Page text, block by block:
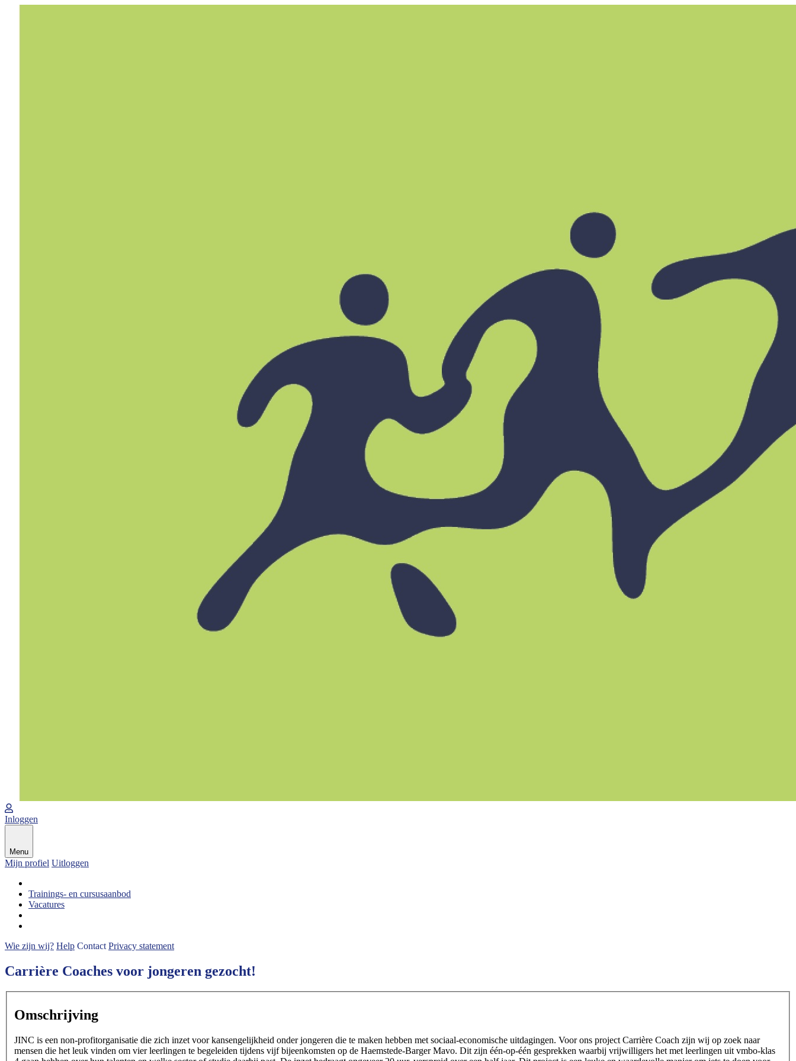
Inloggen
Menu
Mijn profiel Uitloggen
Trainings- en cursusaanbod
Vacatures
Wie zijn wij? Help Contact Privacy statement
Carrière Coaches voor jongeren gezocht!
Omschrijving
JINC is een non-profitorganisatie die zich inzet voor kansengelijkheid onder jongeren die te maken hebben met sociaal-economische uitdagingen. Voor ons project Carrière Coach zijn wij op zoek naar
mensen die het leuk vinden om vier leerlingen te begeleiden tijdens vijf bijeenkomsten op de Haemstede-Barger Mavo. Dit zijn één-op-één gesprekken waarbij vrijwilligers het met leerlingen uit vmbo-klas